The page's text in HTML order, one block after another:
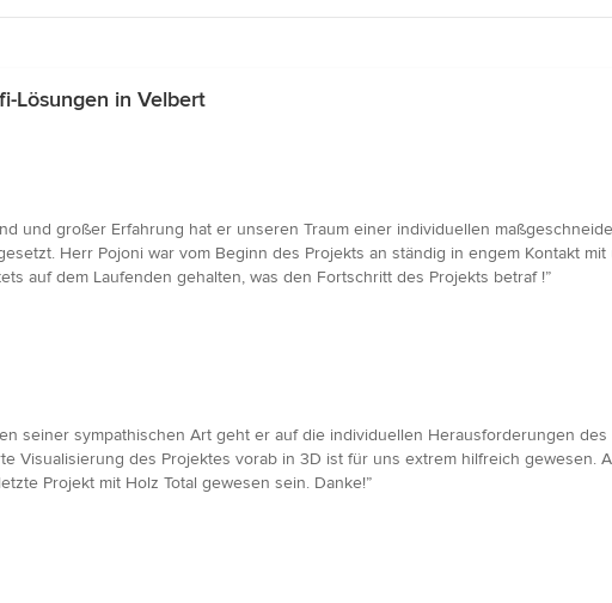
Lösungen in Velbert
und großer Erfahrung hat er unseren Traum einer individuellen
Herr Pojoni war vom Beginn des Projekts an ständig in engem Kontakt
auf dem Laufenden gehalten, was den Fortschritt des Projekts betraf !”
seiner sympathischen Art geht er auf die individuellen Herausforderungen
Visualisierung des Projektes vorab in 3D ist für uns extrem hilfreich gewesen.
Projekt mit Holz Total gewesen sein. Danke!”